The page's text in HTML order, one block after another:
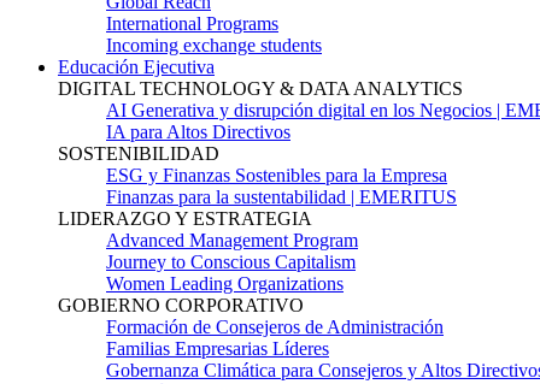
International Programs
Incoming exchange students
Educación Ejecutiva
DIGITAL TECHNOLOGY & DATA ANALYTICS
AI Generativa y disrupción digital en los Negocios |
IA para Altos Directivos
SOSTENIBILIDAD
ESG y Finanzas Sostenibles para la Empresa
Finanzas para la sustentabilidad | EMERITUS
LIDERAZGO Y ESTRATEGIA
Advanced Management Program
Journey to Conscious Capitalism
Women Leading Organizations
GOBIERNO CORPORATIVO
Formación de Consejeros de Administración
Familias Empresarias Líderes
Gobernanza Climática para Consejeros y Altos